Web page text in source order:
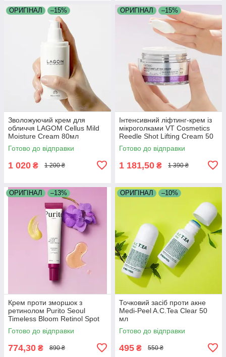
ОРИГІНАЛ –15%
Зволожуючий крем для
обличчя LAGOM Cellus Mild
Moisture Cream 80мл
Готово до відправки
1 020 ₴ 1 200 ₴
ОРИГІНАЛ –15%
Інтенсивний ліфтинг-крем із
мікроголками VT Cosmetics
Reedle Shot Lifting Cream 50
мл
Готово до відправки
1 181,50 ₴ 1 390 ₴
ОРИГІНАЛ –13%
Крем проти зморшок з
ретинолом Purito Seoul
Timeless Bloom Retinol Spot
Cream 30 мл
Готово до відправки
774,30 ₴ 890 ₴
ОРИГІНАЛ –10%
Точковий засіб проти акне
Medi-Peel A.C.Tea Clear 50
мл
Готово до відправки
495 ₴ 550 ₴